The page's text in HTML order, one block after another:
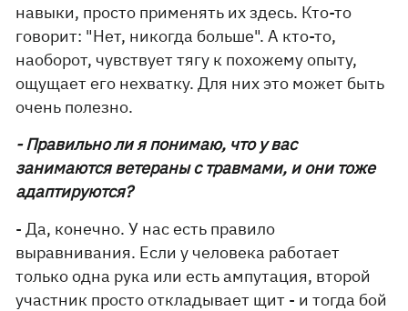
навыки, просто применять их здесь. Кто-то
говорит: "Нет, никогда больше". А кто-то,
наоборот, чувствует тягу к похожему опыту,
ощущает его нехватку. Для них это может быть
очень полезно.
- Правильно ли я понимаю, что у вас
занимаются ветераны с травмами, и они тоже
адаптируются?
- Да, конечно. У нас есть правило
выравнивания. Если у человека работает
только одна рука или есть ампутация, второй
участник просто откладывает щит - и тогда бой